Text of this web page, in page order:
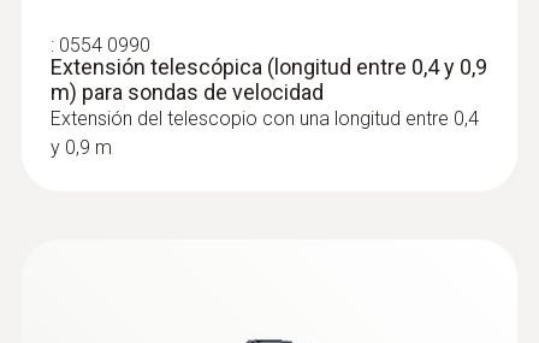
con Bluetooth®
: 0554 0990
Extensión telescópica (longitud entre 0,4 y 0,9
m) para sondas de velocidad
Extensión del telescopio con una longitud entre 0,4
y 0,9 m